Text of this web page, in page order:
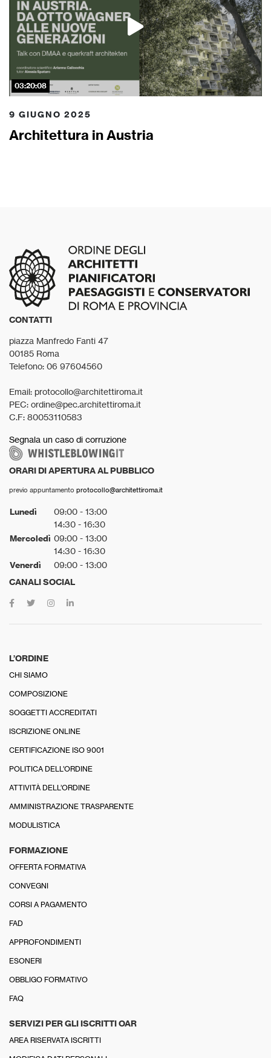
03:20:08
9 GIUGNO 2025
Architettura in Austria
CONTATTI
piazza Manfredo Fanti 47
00185 Roma
Telefono: 06 97604560
Email: protocollo@architettiroma.it
PEC: ordine@pec.architettiroma.it
C.F: 80053110583
Segnala un caso di corruzione
ORARI DI APERTURA AL PUBBLICO
previo appuntamento protocollo@architettiroma.it
Lunedì
09:00 - 13:00
14:30 - 16:30
Mercoledì 09:00 - 13:00
14:30 - 16:30
Venerdì 09:00 - 13:00
CANALI SOCIAL
L’ORDINE
CHI SIAMO
COMPOSIZIONE
SOGGETTI ACCREDITATI
ISCRIZIONE ONLINE
CERTIFICAZIONE ISO 9001
POLITICA DELL’ORDINE
ATTIVITÀ DELL’ORDINE
AMMINISTRAZIONE TRASPARENTE
MODULISTICA
FORMAZIONE
OFFERTA FORMATIVA
CONVEGNI
CORSI A PAGAMENTO
FAD
APPROFONDIMENTI
ESONERI
OBBLIGO FORMATIVO
FAQ
SERVIZI PER GLI ISCRITTI OAR
AREA RISERVATA ISCRITTI